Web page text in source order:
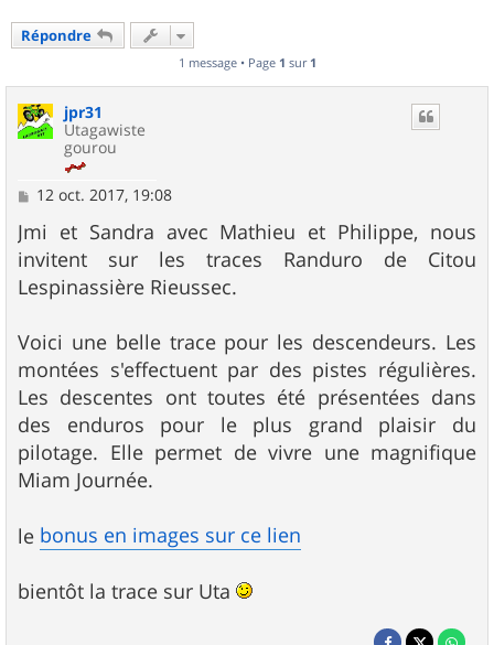
Répondre
1 message • Page 1 sur 1
jpr31
Utagawiste
gourou
M
s
s
a
g
e
12 oct. 2017, 19:08
Jmi et Sandra avec Mathieu et Philippe, nous
invitent sur les traces Randuro de Citou
Lespinassière Rieussec.
Voici une belle trace pour les descendeurs. Les
montées s'effectuent par des pistes régulières.
Les descentes ont toutes été présentées dans
des enduros pour le plus grand plaisir du
pilotage. Elle permet de vivre une magnifique
Miam Journée.
le bonus en images sur ce lien
bientôt la trace sur Uta